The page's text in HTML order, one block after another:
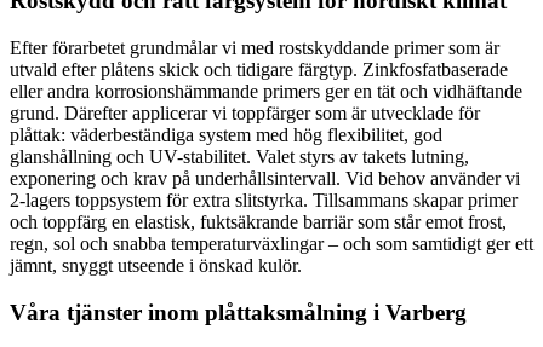
Efter förarbetet grundmålar vi med rostskyddande primer som är
utvald efter plåtens skick och tidigare färgtyp. Zinkfosfatbaserade
eller andra korrosionshämmande primers ger en tät och vidhäftande
grund. Därefter applicerar vi toppfärger som är utvecklade för
plåttak: väderbeständiga system med hög flexibilitet, god
glanshållning och UV-stabilitet. Valet styrs av takets lutning,
exponering och krav på underhållsintervall. Vid behov använder vi
2‑lagers toppsystem för extra slitstyrka. Tillsammans skapar primer
och toppfärg en elastisk, fuktsäkrande barriär som står emot frost,
regn, sol och snabba temperaturväxlingar – och som samtidigt ger ett
jämnt, snyggt utseende i önskad kulör.
Våra tjänster inom plåttaksmålning i Varberg